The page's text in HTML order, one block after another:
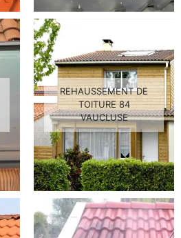
REHAUSSEMENT DE
TOITURE 84
VAUCLUSE